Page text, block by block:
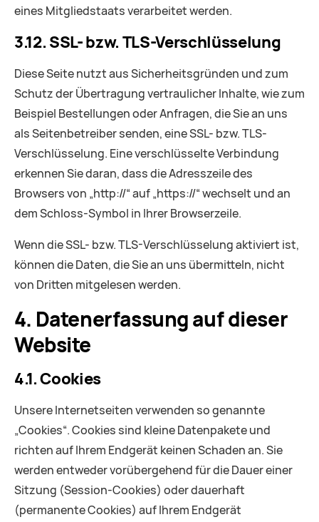
eines Mitgliedstaats verarbeitet werden.
3.12. SSL- bzw. TLS-Verschlüsselung
Diese Seite nutzt aus Sicherheitsgründen und zum
Schutz der Übertragung vertraulicher Inhalte, wie zum
Beispiel Bestellungen oder Anfragen, die Sie an uns
als Seitenbetreiber senden, eine SSL- bzw. TLS-
Verschlüsselung. Eine verschlüsselte Verbindung
erkennen Sie daran, dass die Adresszeile des
Browsers von „http://“ auf „https://“ wechselt und an
dem Schloss-Symbol in Ihrer Browserzeile.
Wenn die SSL- bzw. TLS-Verschlüsselung aktiviert ist,
können die Daten, die Sie an uns übermitteln, nicht
von Dritten mitgelesen werden.
4. Datenerfassung auf dieser
Website
4.1. Cookies
Unsere Internetseiten verwenden so genannte
„Cookies“. Cookies sind kleine Datenpakete und
richten auf Ihrem Endgerät keinen Schaden an. Sie
werden entweder vorübergehend für die Dauer einer
Sitzung (Session-Cookies) oder dauerhaft
(permanente Cookies) auf Ihrem Endgerät